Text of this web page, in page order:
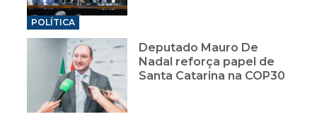
POLÍTICA
Deputado Mauro De
Nadal reforça papel de
Santa Catarina na COP30